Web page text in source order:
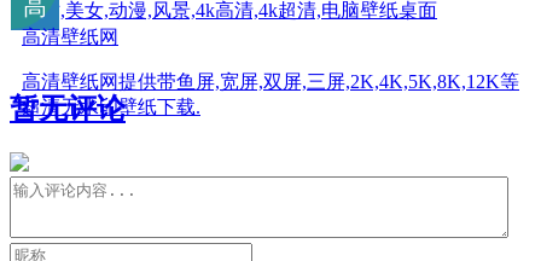
网站,美女,动漫,风景,4k高清,4k超清,电脑壁纸桌面
高清壁纸网
高清壁纸网提供带鱼屏,宽屏,双屏,三屏,2K,4K,5K,8K,12K等
超清无水印壁纸下载.
暂无评论